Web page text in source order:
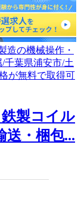
鉄製コイル
送・梱包...